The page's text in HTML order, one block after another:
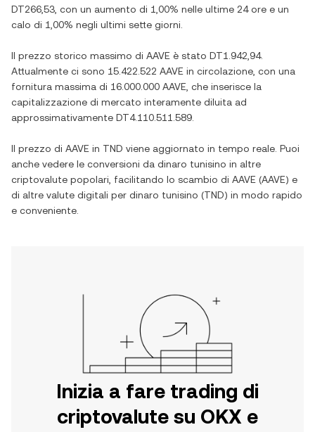
DT266,53 , con un aumento di 1,00% nelle ultime 24 ore e un
calo di 1,00% negli ultimi sette giorni.
Il prezzo storico massimo di AAVE è stato DT1.942,94.
Attualmente ci sono 15.422.522 AAVE in circolazione, con una
fornitura massima di 16.000.000 AAVE , che inserisce la
capitalizzazione di mercato interamente diluita ad
approssimativamente DT4.110.511.589
Il prezzo di AAVE in TND viene aggiornato in tempo reale. Puoi
anche vedere le conversioni da dinaro tunisino in altre
criptovalute popolari, facilitando lo scambio di AAVE (AAVE) e
di altre valute digitali per dinaro tunisino (TND) in modo rapido
e conveniente.
Inizia a fare trading di
criptovalute su OKX e